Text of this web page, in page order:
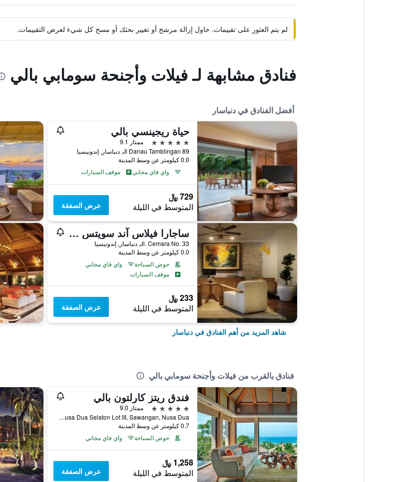
لم يتم العثور على تقييمات. حاول إزالة مرشح أو تغيير بحثك أو مسح كل شيء لعرض التقييمات.
فنادق مشابهة لـ فيلات وأجنحة سومابي بالي
أفضل الفنادق في دنباسار
حياة ريجينسي بالي
5 نجوم
ممتاز 9.1
Jl Danau Tamblingan 89, دنباسار, إندونيسيا
0.0 كيلومتر عن وسط المدينة
واي فاي مجاني
موقف السيارات
729 ﷼
المتوسط في الليلة عرض الصفقة
ساجارا فيلاس آند سويتس سانوز بي إي ٕإهتم
Jl. Cemara No. 33, دنباسار, إندونيسيا
0.0 كيلومتر عن وسط المدينة
حوض السباحة
واي فاي مجاني
موقف السيارات
233 ﷼
المتوسط في الليلة عرض الصفقة
شاهد المزيد من أهم الفنادق في دنباسار
فنادق بالقرب من فيلات وأجنحة سومابي بالي
فندق ريتز كارلتون بالي
5 نجوم
ممتاز 9.0
Jalan Raya Nusa Dua Selaton Lot III, Sawangan, Nusa Dua, دنباسار, إندونيسيا
0.7 كيلومتر عن وسط المدينة
حوض السباحة
واي فاي مجاني
1,258 ﷼
المتوسط في الليلة عرض الصفقة